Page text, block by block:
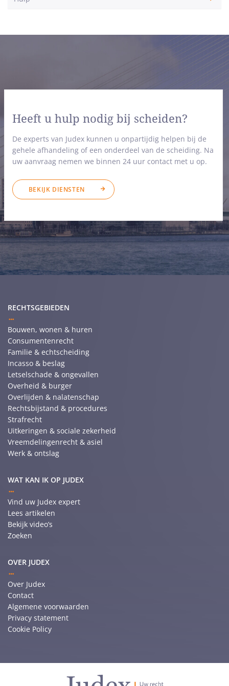
Heeft u hulp nodig bij scheiden?
De experts van Judex kunnen u onpartijdig helpen bij de
gehele afhandeling of een onderdeel van de scheiding. Na
uw aanvraag nemen we binnen 24 uur contact met u op.
BEKIJK DIENSTEN
RECHTSGEBIEDEN
Bouwen, wonen & huren
Consumentenrecht
Familie & echtscheiding
Incasso & beslag
Letselschade & ongevallen
Overheid & burger
Overlijden & nalatenschap
Rechtsbijstand & procedures
Strafrecht
Uitkeringen & sociale zekerheid
Vreemdelingenrecht & asiel
Werk & ontslag
WAT KAN IK OP JUDEX
Vind uw Judex expert
Lees artikelen
Bekijk video’s
Zoeken
OVER JUDEX
Over Judex
Contact
Algemene voorwaarden
Privacy statement
Cookie Policy